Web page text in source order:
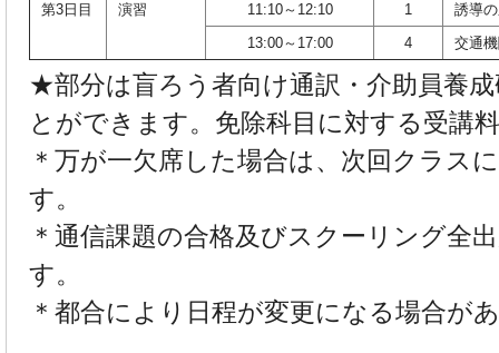
第3日目 演習
11:10～12:10
1
誘導
13:00～17:00
4 交通
★部分は盲ろう者向け通訳・介助員養
とができます。免除科目に対する受講
＊万が一欠席した場合は、次回クラス
す。
＊通信課題の合格及びスクーリング全
す。
＊都合により日程が変更になる場合が